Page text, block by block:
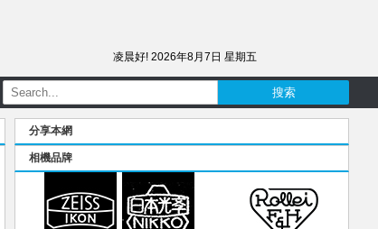
凌晨好! 2026年8月7日 星期五
分享本網
相機品牌